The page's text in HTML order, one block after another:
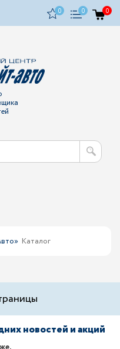
0 0 0
Каталог
новостей и акций